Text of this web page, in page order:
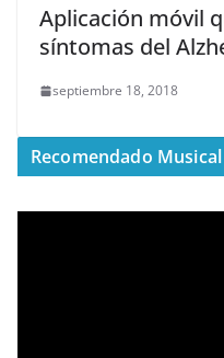
Aplicación móvil
síntomas del
septiembre 18, 2018
Recomendado Musical